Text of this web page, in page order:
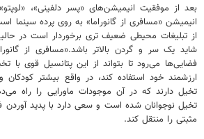
بعد از موفقیت انیمیشن‌های «پسر دلفینی»،
انیمیشن «مسافری از گانوراما» به روی پرده سینما
از تبلیغات محیطی ضعیف تری برخوردار است در
شاید یک سر و گردن بالاتر باشد.«مسافری از
فضایی‌ها می‌رود تا بتواند از این پتانسیل قوی با
ارزشمند خود استفاده کند، در واقع بیشتر کودکان
تخیل دارند که در آن موجودات ماورایی را راه
تخیل نوجوانان شده است و سعی دارد با پدید آوردن
مثبتی را منتقل کند.